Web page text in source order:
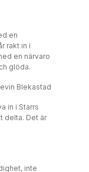
en
rakt in i
en närvaro
glöda.
Blekastad
in i Starrs
delta. Det är
inte